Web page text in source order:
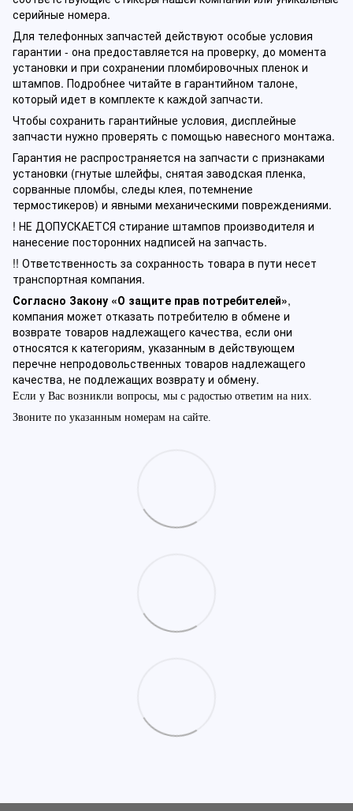
серийные номера.
Для телефонных запчастей действуют особые условия
гарантии - она предоставляется на проверку, до момента
установки и при сохранении пломбировочных пленок и
штампов. Подробнее читайте в гарантийном талоне,
который идет в комплекте к каждой запчасти.
Чтобы сохранить гарантийные условия, дисплейные
запчасти нужно проверять с помощью навесного монтажа.
Гарантия не распространяется на запчасти с признаками
установки (гнутые шлейфы, снятая заводская пленка,
сорванные пломбы, следы клея, потемнение
термостикеров) и явными механическими повреждениями.
! НЕ ДОПУСКАЕТСЯ стирание штампов производителя и
нанесение посторонних надписей на запчасть.
!! Ответственность за сохранность товара в пути несет
транспортная компания.
Согласно Закону «О защите прав потребителей»,
компания может отказать потребителю в обмене и
возврате товаров надлежащего качества, если они
относятся к категориям, указанным в действующем
перечне непродовольственных товаров надлежащего
качества, не подлежащих возврату и обмену.
Если у Вас возникли вопросы, мы с радостью ответим на них.
Звоните по указанным номерам на сайте.